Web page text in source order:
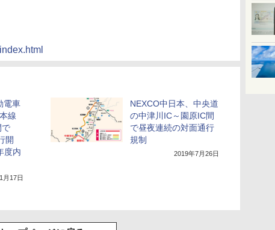
電車
線
で
開
度内
月17日
NEXCO中日本、中央道
の中津川IC～園原IC間
で昼夜連続の対面通行
規制
2019年7月26日